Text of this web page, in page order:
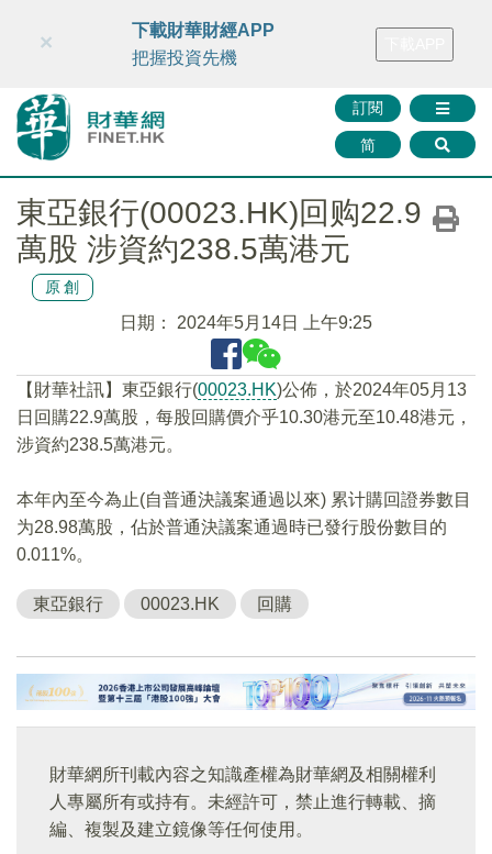
財華智庫網 FINTV FINMETA 財華證券 媒體矩陣
訂閱
简
×
下載財華財經APP
把握投資先機
東亞銀行(00023.HK)回购22.9
萬股 涉資約238.5萬港元
原創
日期： 2024年5月14日 上午9:25
【財華社訊】東亞銀行(00023.HK)公佈，於2024年05月13
日回購22.9萬股，每股回購價介乎10.30港元至10.48港元，
涉資約238.5萬港元。
本年內至今為止(自普通決議案通過以來) 累计購回證券數目
为28.98萬股，佔於普通決議案通過時已發行股份數目的
0.011%。
東亞銀行 00023.HK 回購
財華網所刊載內容之知識產權為財華網及相關權利
人專屬所有或持有。未經許可，禁止進行轉載、摘
編、複製及建立鏡像等任何使用。